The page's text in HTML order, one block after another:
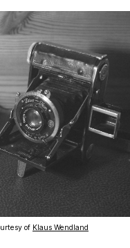
of Klaus Wendland